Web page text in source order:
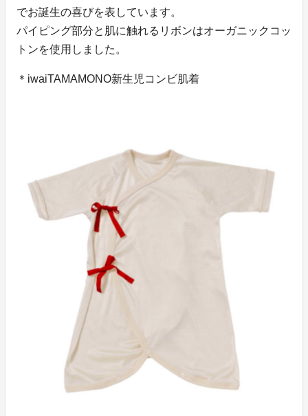
でお誕生の喜びを表しています。
パイピング部分と肌に触れるリボンはオーガニックコッ
トンを使用しました。
＊iwaiTAMAMONO新生児コンビ肌着